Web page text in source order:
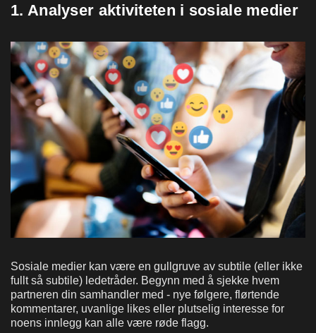
1. Analyser aktiviteten i sosiale medier
Sosiale medier kan være en gullgruve av subtile (eller ikke
fullt så subtile) ledetråder. Begynn med å sjekke hvem
partneren din samhandler med - nye følgere, flørtende
kommentarer, uvanlige likes eller plutselig interesse for
noens innlegg kan alle være røde flagg.